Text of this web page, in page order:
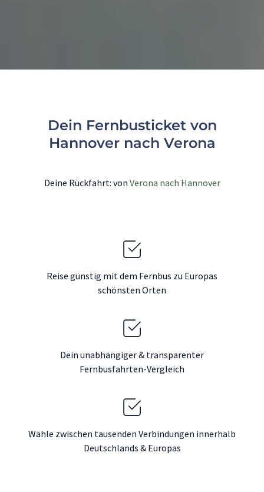
Dein Fernbusticket von
Hannover nach Verona
Deine Rückfahrt: von Verona nach Hannover
Reise günstig mit dem Fernbus zu Europas
schönsten Orten
Dein unabhängiger & transparenter
Fernbusfahrten-Vergleich
Wähle zwischen tausenden Verbindungen innerhalb
Deutschlands & Europas